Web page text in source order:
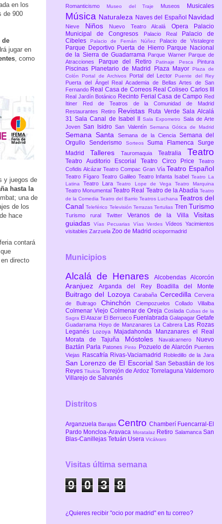
en los
de 900
de
jugar en
, como
y juegos de
hasta la
una de
de los
hace
contará
directo
Romanticismo
Museo del Traje Museos Musicales
Música Naturaleza Naves del Español Navidad
Nieve Niños Nuevo Teatro Alcalá Opera
Palacio
Municipal de Congresos
Palacio Real
Palacio de
Cibeles
Palacio de Fernán Núñez Palacio de Vistalegre
Parque Deportivo Puerta de Hierro Parque Nacional
de la Sierra de Guadarrama Parque Warner Parque de
Atracciones
Parque del Retiro Patinaje Pesca Pintura
Piscinas Planetario de Madrid Plaza Mayor
Plaza de
Colón Portal de Archivos Portal del LectorPuente del Rey
Puerta del Ángel
Real Academia de Bellas Artes de San
Fernando Real Casa de Correos Real Coliseo Carlos III
Real Jardín Botánico Recinto Ferial Casa de Campo Red
Itiner
Red de Teatros de la Comunidad de Madrid
Restaurantes
Retiro Revistas Ruta VerdeSala Alcalá
31Sala Canal de Isabel IISala Expometro Sala de Arte
JovenSan IsidroSan Valentín Semana Gótica de Madrid
Semana Santa Semana de la Ciencia Semana del
Orgullo Senderismo SorteosSuma FlamencaSurge
Madrid Talleres Tauromaquia Teatralia Teatro
Teatro Auditorio Escorial Teatro Circo Price Teatro
Cofidis AlcázarTeatro Compac Gran Vía Teatro Español
Teatro Fígaro Teatro Galileo Teatro Infanta IsabelTeatro La
Latina Teatro LaraTeatro Lope de Vega Teatro Marquina
Teatro Monumental Teatro Real Teatro de la Abadía Teatro
de la Comedia Teatro del Barrio Teatros Luchana Teatros del
CanalTeleférico TelevisiónTerrazasTertulias Tren Turismo
Turismo rural Twitter Veranos de la VillaVisitas
guiadasVías Pecuarias Vías Verdes VídeosYacimientos
visitables Zarzuela Zoo de Madrid ociopormadrid
Municipios
Alcalá de Henares Alcobendas Alcorcón
AranjuezArganda del Rey Boadilla del Monte
Buitrago del LozoyaCarabaña CercedillaCervera
de Buitrago ChinchónCiempozuelosCollado Villalba
Colmenar Viejo Colmenar de Oreja Coslada Cubas de la
Sagra El Atazar El Berrueco Fuenlabrada Galapagar Getafe
Guadarrama Hoyo de Manzanares La Cabrera Las Rozas
Leganés
Lozoya Majadahonda
Manzanares el Real
Morata de Tajuña Móstoles Navalcarnero
Nuevo
Baztán Parla PatonesPinto Pozuelo de Alarcón Puentes
Viejas
Rascafría Rivas-Vaciamadrid Robledillo de la Jara
San Lorenzo de El Escorial San Sebastián de los
Reyes Titulcia Torrejón de Ardoz Torrelaguna Valdemoro
Villarejo de Salvanés
Distritos
Arganzuela Barajas Centro Chamberí Fuencarral-El
Pardo Moncloa-Aravaca Moratalaz Retiro SalamancaSan
Blas-Canillejas Tetuán Usera Vicálvaro
Visitas última semana
9 0 3 8
¿Quieres recibir "ocio por madrid" en tu correo?